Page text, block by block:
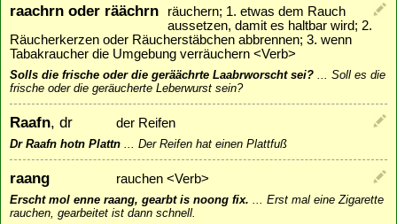
raachrn oder räächrn
räuchern; 1. etwas dem Rauch
aussetzen, damit es haltbar wird; 2.
Räucherkerzen oder Räucherstäbchen abbrennen; 3. wenn
Tabakraucher die Umgebung verräuchern <Verb>
Solls die frische oder die geräächrte Laabrworscht sei?
Soll es die
frische oder die geräucherte Leberwurst sein?
Raafn, dr der Reifen
Dr Raafn hotn Plattn Der Reifen hat einen Plattfuß
raang rauchen <Verb>
Erscht mol enne raang, gearbt is noong fix.
Erst mal eine Zigarette
rauchen, gearbeitet ist dann schnell.